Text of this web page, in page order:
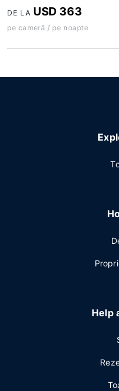
DE LA USD 363
pe cameră / pe noapte
Help